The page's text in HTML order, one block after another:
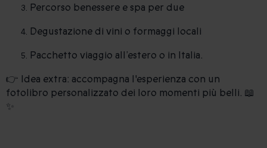
Percorso benessere e spa per due
Degustazione di vini o formaggi locali
Pacchetto viaggio all’estero o in Italia.
👉 Idea extra: accompagna l'esperienza con un
fotolibro personalizzato dei loro momenti più belli. 📖
✨